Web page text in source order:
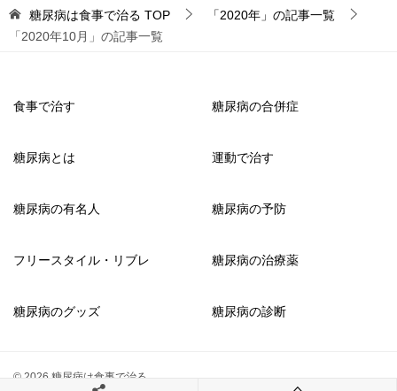
糖尿病は食事で治る TOP
「2020年」の記事一覧
「2020年10月」の記事一覧
食事で治す 糖尿病の合併症
糖尿病とは 運動で治す
糖尿病の有名人 糖尿病の予防
フリースタイル・リブレ 糖尿病の治療薬
糖尿病のグッズ 糖尿病の診断
© 2026 糖尿病は食事で治る